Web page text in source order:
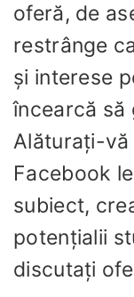
oferă, de
restrânge
și interese
încearcă să
Alăturați-vă
Facebook
subiect,
potențialii
discutați